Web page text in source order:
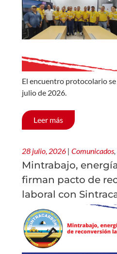
El encuentro protocolario
julio de 2026.
Leer más
28 julio, 2026 | Comunicados
Mintrabajo,
firman pacto de
laboral con